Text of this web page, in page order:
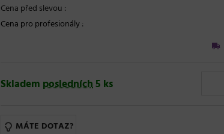
Cena před slevou :
Cena pro profesionály:
Skladem posledních5 ks
MÁTE DOTAZ?